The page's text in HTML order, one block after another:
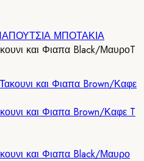
ΜΠΟΤΑΚΙΑ
και Φιαπα Black/ΜαυροT
και Φιαπα Brown/Καφε T